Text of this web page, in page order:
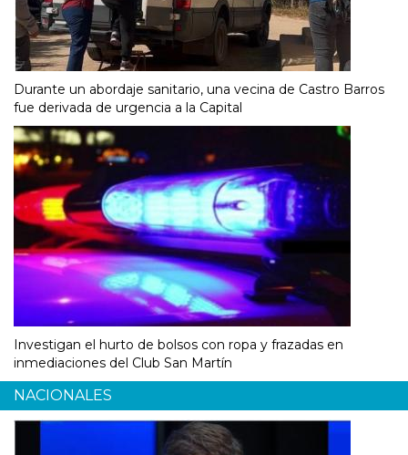
Durante un abordaje sanitario, una vecina de Castro Barros
fue derivada de urgencia a la Capital
Investigan el hurto de bolsos con ropa y frazadas en
inmediaciones del Club San Martín
NACIONALES